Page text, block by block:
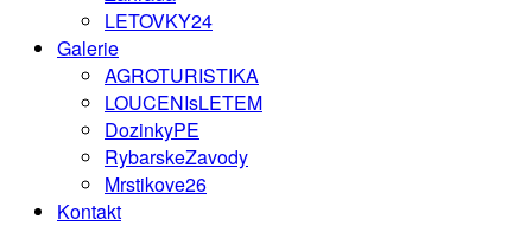
LETOVKY24
Galerie
AGROTURISTIKA
LOUCENIsLETEM
DozinkyPE
RybarskeZavody
Mrstikove26
Kontakt